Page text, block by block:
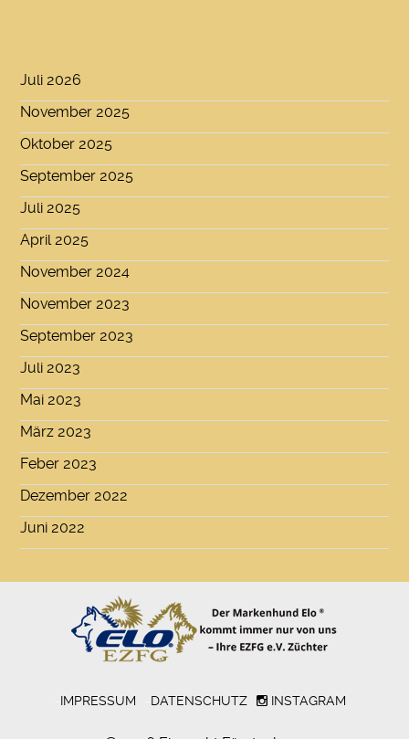
Juli 2026
November 2025
Oktober 2025
September 2025
Juli 2025
April 2025
November 2024
November 2023
September 2023
Juli 2023
Mai 2023
März 2023
Feber 2023
Dezember 2022
Juni 2022
IMPRESSUM DATENSCHUTZ INSTAGRAM